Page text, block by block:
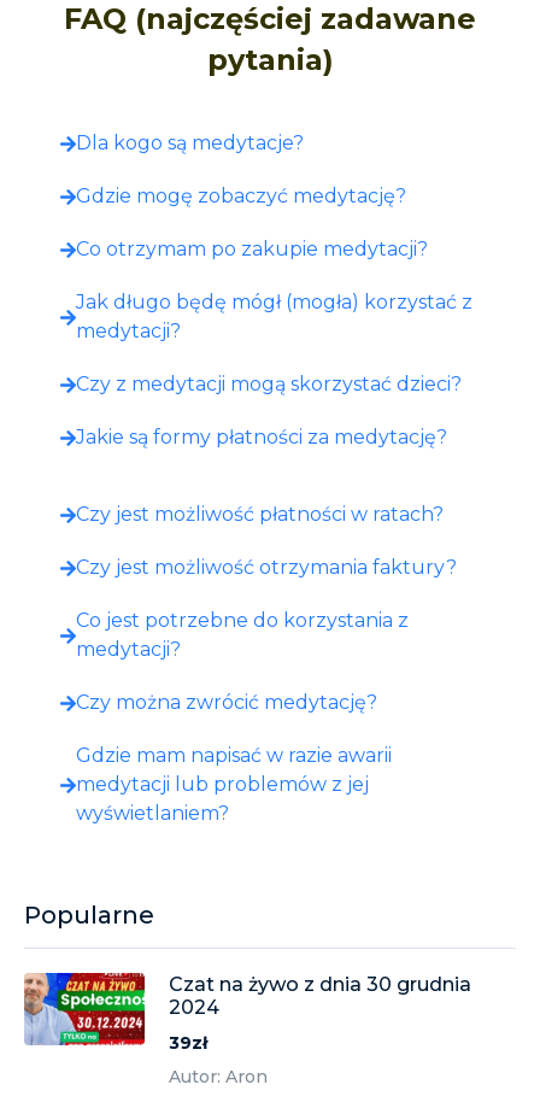
FAQ (najczęściej zadawane
pytania)
Dla kogo są medytacje?
Gdzie mogę zobaczyć medytację?​
Co otrzymam po zakupie medytacji?​
Jak długo będę mógł (mogła) korzystać z
medytacji?
Czy z medytacji mogą skorzystać dzieci?
Jakie są formy płatności za medytację?
Czy jest możliwość płatności w ratach?
Czy jest możliwość otrzymania faktury?
Co jest potrzebne do korzystania z
medytacji?
Czy można zwrócić medytację?
Gdzie mam napisać w razie awarii
medytacji lub problemów z jej
wyświetlaniem?
Popularne
Czat na żywo z dnia 30 grudnia
2024
39zł
Autor: Aron